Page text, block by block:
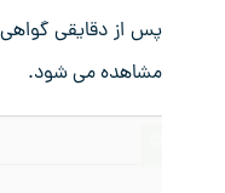
مشاهده می شود.